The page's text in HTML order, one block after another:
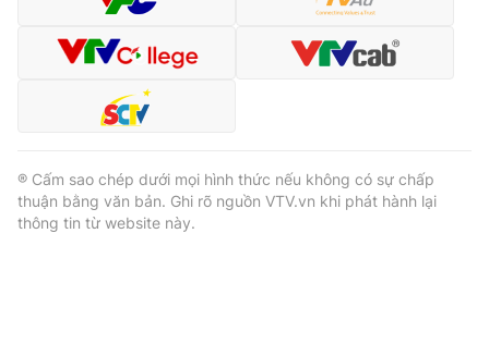
® Cấm sao chép dưới mọi hình thức nếu không có sự chấp
thuận bằng văn bản. Ghi rõ nguồn VTV.vn khi phát hành lại
thông tin từ website này.